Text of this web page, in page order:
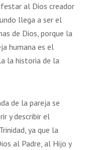
al Dios creador
llega a ser el
de Dios, porque la
humana es el
la historia de la
de la pareja se
y describir el
ya que la
al Padre, al Hijo y